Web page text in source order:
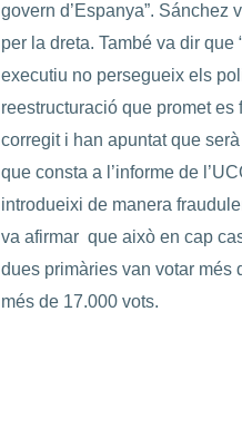
govern d’Espanya”. Sánchez
per la dreta. També va dir que
executiu no persegueix els
reestructuració que promet es
corregit i han apuntat que
que consta a l’informe de
introdueixi de manera
va afirmar que això en cap
dues primàries van votar més
més de 17.000 vots.